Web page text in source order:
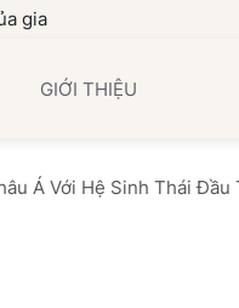
GIỚI THIỆU
Á Với Hệ Sinh Thái Đầu